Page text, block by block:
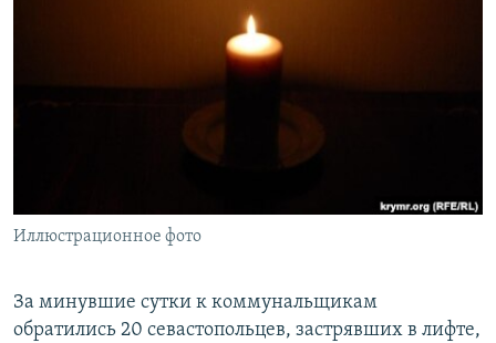
СОВЕТЫ ПРАВОЗАЩИТНИКОВ
ПРОПАВШИЕ БЕЗ ВЕСТИ
УКРАИНСКАЯ ПРОБЛЕМА КРЫМА
Иллюстрационное фото
За минувшие сутки к коммунальщикам
обратились 20 севастопольцев, застрявших в лифте,